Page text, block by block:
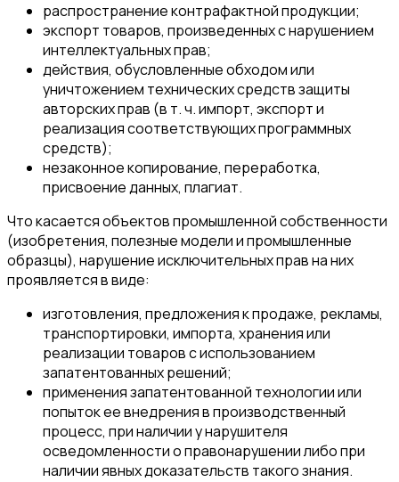
распространение контрафактной продукции;
экспорт товаров, произведенных с нарушением
интеллектуальных прав;
действия, обусловленные обходом или
уничтожением технических средств защиты
авторских прав (в т. ч. импорт, экспорт и
реализация соответствующих программных
средств);
незаконное копирование, переработка,
присвоение данных, плагиат.
Что касается объектов промышленной собственности
(изобретения, полезные модели и промышленные
образцы), нарушение исключительных прав на них
проявляется в виде:
изготовления, предложения к продаже, рекламы,
транспортировки, импорта, хранения или
реализации товаров с использованием
запатентованных решений;
применения запатентованной технологии или
попыток ее внедрения в производственный
процесс, при наличии у нарушителя
осведомленности о правонарушении либо при
наличии явных доказательств такого знания.